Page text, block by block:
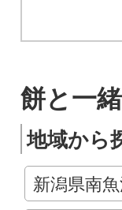
餅と一
地域から
新潟県南